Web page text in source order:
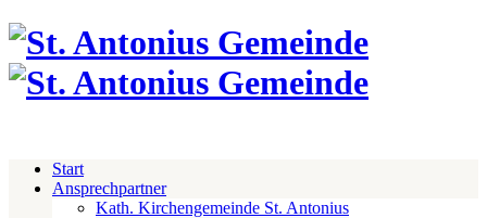
Start
Ansprechpartner
Kath. Kirchengemeinde St. Antonius